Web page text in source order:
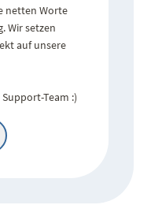
netten Worte
Wir setzen
auf unsere
Team :)